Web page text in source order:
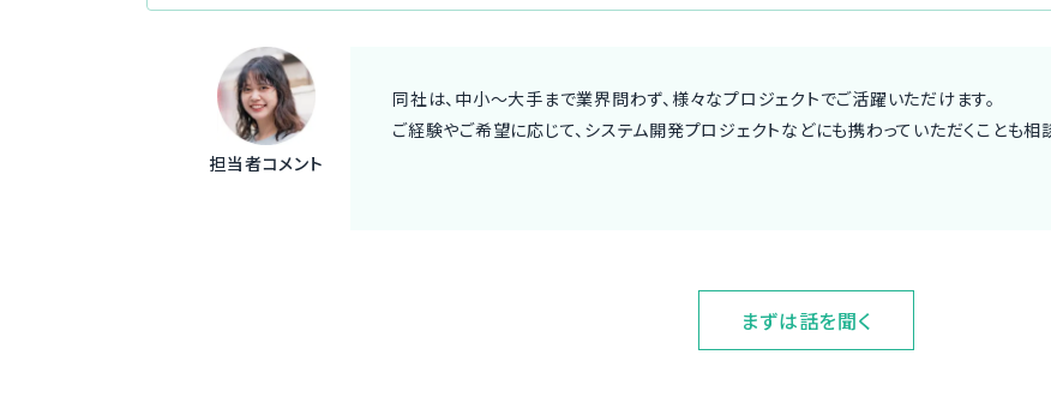
担当者コメント
同社は、中小〜大手まで業界問わず、様々なプロジェクトでご活躍いただけます。
ご経験やご希望に応じて、システム開発プロジェクトなどにも携わっていただくことも相
まずは話を聞く